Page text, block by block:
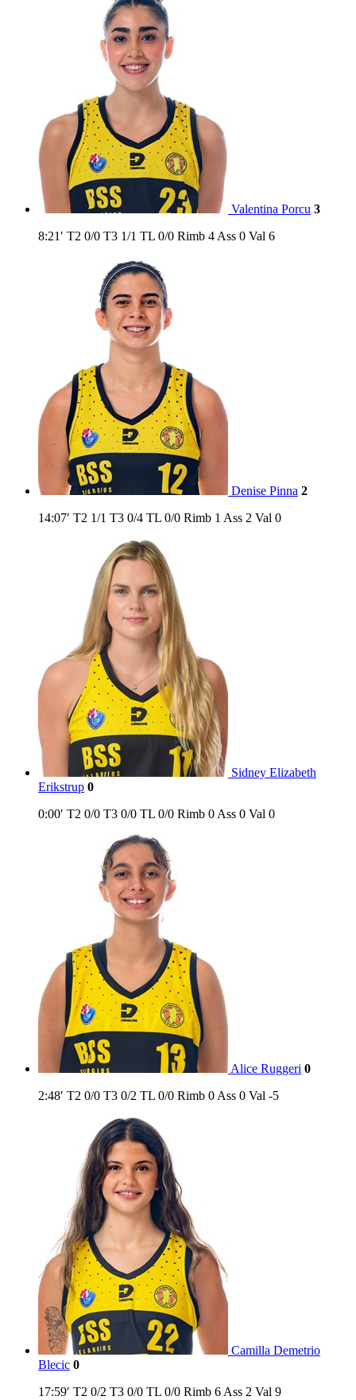
Valentina Porcu 3
8:21′ T2 0/0 T3 1/1 TL 0/0 Rimb 4 Ass 0 Val 6
Denise Pinna 2
14:07′ T2 1/1 T3 0/4 TL 0/0 Rimb 1 Ass 2 Val 0
Sidney Elizabeth
Erikstrup 0
0:00′ T2 0/0 T3 0/0 TL 0/0 Rimb 0 Ass 0 Val 0
Alice Ruggeri 0
2:48′ T2 0/0 T3 0/2 TL 0/0 Rimb 0 Ass 0 Val -5
Camilla Demetrio
Blecic 0
17:59′ T2 0/2 T3 0/0 TL 0/0 Rimb 6 Ass 2 Val 9